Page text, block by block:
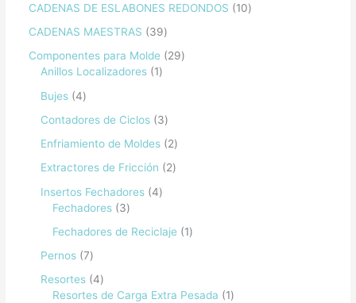
CADENAS DE ESLABONES REDONDOS
10
CADENAS MAESTRAS
39
Componentes para Molde
29
Anillos Localizadores
1
Bujes 4
Contadores de Ciclos
3
Enfriamiento de Moldes
2
Extractores de Fricción
2
Insertos Fechadores 4
Fechadores
3
Fechadores de Reciclaje
1
Pernos 7
Resortes 4
Resortes de Carga Extra Pesada
1